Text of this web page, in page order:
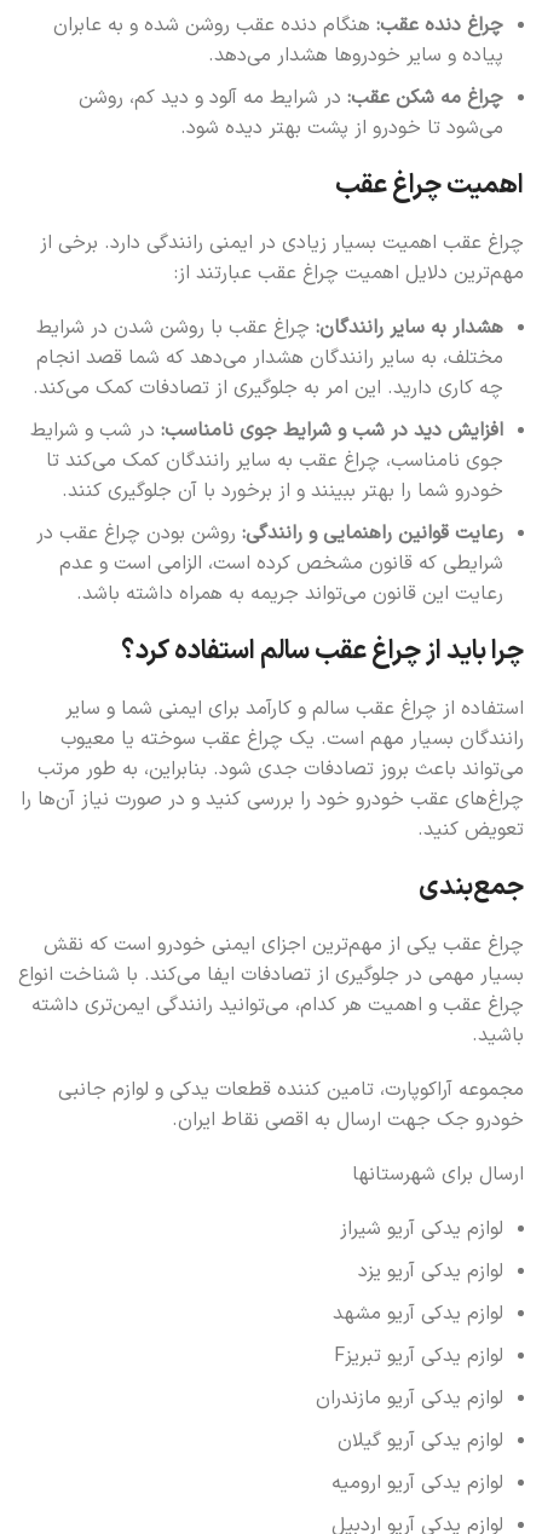
چراغ دنده عقب: هنگام دنده عقب روشن شده و به عابران
پیاده و سایر خودروها هشدار می‌دهد.
چراغ مه شکن عقب: در شرایط مه آلود و دید کم، روشن
می‌شود تا خودرو از پشت بهتر دیده شود.
اهمیت چراغ عقب
چراغ عقب اهمیت بسیار زیادی در ایمنی رانندگی دارد. برخی از
مهم‌ترین دلایل اهمیت چراغ عقب عبارتند از:
هشدار به سایر رانندگان: چراغ عقب با روشن شدن در شرایط
مختلف، به سایر رانندگان هشدار می‌دهد که شما قصد انجام
چه کاری دارید. این امر به جلوگیری از تصادفات کمک می‌کند.
افزایش دید در شب و شرایط جوی نامناسب: در شب و شرایط
جوی نامناسب، چراغ عقب به سایر رانندگان کمک می‌کند تا
خودرو شما را بهتر ببینند و از برخورد با آن جلوگیری کنند.
رعایت قوانین راهنمایی و رانندگی: روشن بودن چراغ عقب در
شرایطی که قانون مشخص کرده است، الزامی است و عدم
رعایت این قانون می‌تواند جریمه به همراه داشته باشد.
چرا باید از چراغ عقب سالم استفاده کرد؟
استفاده از چراغ عقب سالم و کارآمد برای ایمنی شما و سایر
رانندگان بسیار مهم است. یک چراغ عقب سوخته یا معیوب
می‌تواند باعث بروز تصادفات جدی شود. بنابراین، به طور مرتب
چراغ‌های عقب خودرو خود را بررسی کنید و در صورت نیاز آن‌ها را
تعویض کنید.
جمع‌بندی
چراغ عقب یکی از مهم‌ترین اجزای ایمنی خودرو است که نقش
بسیار مهمی در جلوگیری از تصادفات ایفا می‌کند. با شناخت انواع
چراغ عقب و اهمیت هر کدام، می‌توانید رانندگی ایمن‌تری داشته
باشید.
مجموعه آراکوپارت، تامین کننده قطعات یدکی و لوازم جانبی
خودرو جک جهت ارسال به اقصی نقاط ایران.
ارسال برای شهرستانها
لوازم یدکی آریو شیراز
لوازم یدکی آریو یزد
لوازم یدکی آریو مشهد
لوازم یدکی آریو تبریزF
لوازم یدکی آریو مازندران
لوازم یدکی آریو گیلان
لوازم یدکی آریو ارومیه
لوازم یدکی آریو اردبیل